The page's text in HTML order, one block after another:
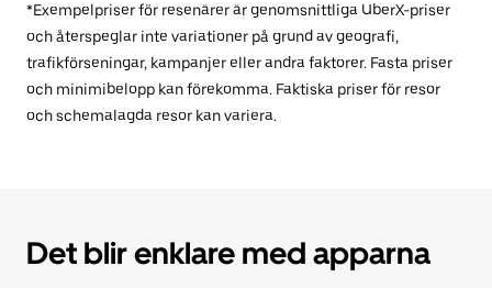
*Exempelpriser för resenärer är genomsnittliga UberX-priser
och återspeglar inte variationer på grund av geografi,
trafikförseningar, kampanjer eller andra faktorer. Fasta priser
och minimibelopp kan förekomma. Faktiska priser för resor
och schemalagda resor kan variera.
Det blir enklare med apparna